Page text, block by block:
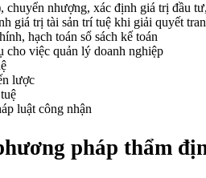
nhượng, xác định giá trị đầu
giá trị tài sản trí tuệ khi giải quyết
hạch toán sổ sách kế toán
cho việc quản lý doanh nghiệp
lược
luật công nhận
pháp thẩm